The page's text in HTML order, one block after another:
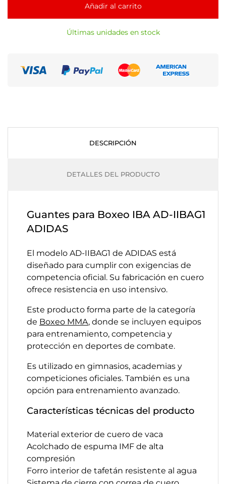
Añadir al carrito
Últimas unidades en stock
DESCRIPCIÓN
DETALLES DEL PRODUCTO
Guantes para Boxeo IBA AD-IIBAG1
ADIDAS
El modelo AD-IIBAG1 de ADIDAS está
diseñado para cumplir con exigencias de
competencia oficial. Su fabricación en cuero
ofrece resistencia en uso intensivo.
Este producto forma parte de la categoría
de Boxeo MMA, donde se incluyen equipos
para entrenamiento, competencia y
protección en deportes de combate.
Es utilizado en gimnasios, academias y
competiciones oficiales. También es una
opción para entrenamiento avanzado.
Características técnicas del producto
Material exterior de cuero de vaca
Acolchado de espuma IMF de alta
compresión
Forro interior de tafetán resistente al agua